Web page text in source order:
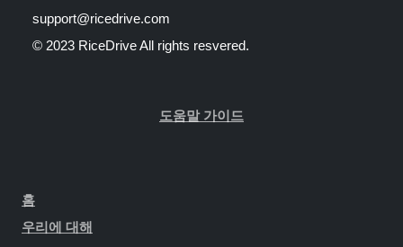
support@ricedrive.com
© 2023 RiceDrive All rights resvered.
도움말 가이드
홈
우리에 대해